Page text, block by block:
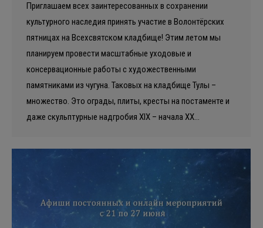
Приглашаем всех заинтересованных в сохранении
культурного наследия принять участие в Волонтёрских
пятницах на Всехсвятском кладбище! Этим летом мы
планируем провести масштабные уходовые и
консервационные работы с художественными
памятниками из чугуна. Таковых на кладбище Тулы –
множество. Это ограды, плиты, кресты на постаменте и
даже скульптурные надгробия XIX – начала ХХ…